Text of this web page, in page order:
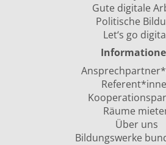
Gute digitale
Politische
Let‘s go
Räume
Über uns
Bildungswerke